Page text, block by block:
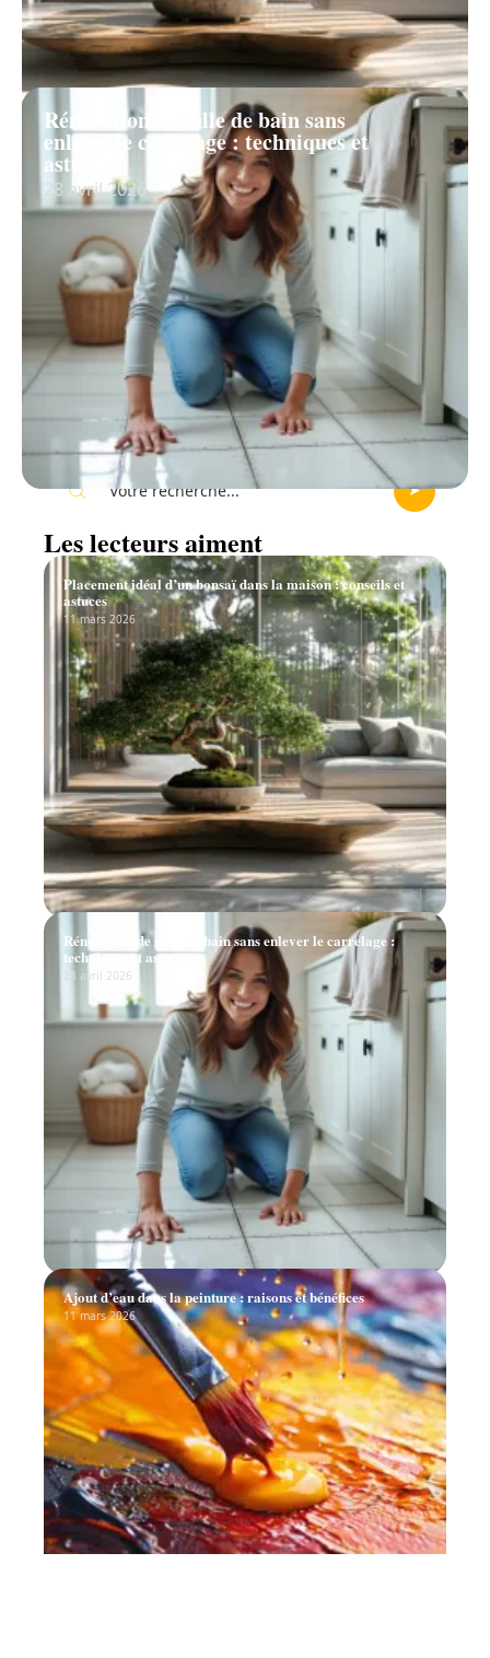
Rénovation de salle de bain sans
enlever le carrelage : techniques et
astuces
28 avril 2026
Recherche
Les lecteurs aiment
Placement idéal d’un bonsaï dans la maison : conseils et
astuces
11 mars 2026
Rénovation de salle de bain sans enlever le carrelage :
techniques et astuces
28 avril 2026
Ajout d’eau dans la peinture : raisons et bénéfices
11 mars 2026